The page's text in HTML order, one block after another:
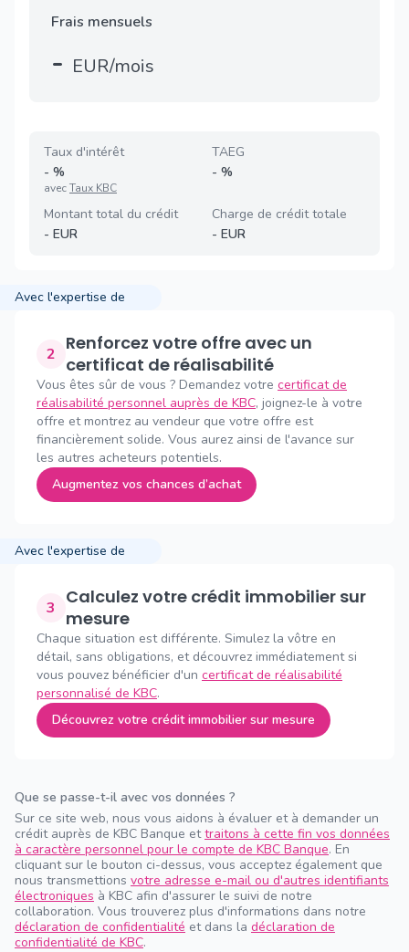
Frais mensuels
- EUR/mois
Taux d'intérêt
- %
avecTaux KBC
TAEG
- %
Montant total du crédit
- EUR
Charge de crédit totale
- EUR
Avec l'expertise de
2 Renforcez votre offre avec un
certificat de réalisabilité
Vous êtes sûr de vous ? Demandez votre certificat de
réalisabilité personnel auprès de KBC, joignez-le à votre
offre et montrez au vendeur que votre offre est
financièrement solide. Vous aurez ainsi de l'avance sur
les autres acheteurs potentiels.
Augmentez vos chances d’achat
Avec l'expertise de
3
Calculez votre crédit immobilier sur
mesure
Chaque situation est différente. Simulez la vôtre en
détail, sans obligations, et découvrez immédiatement si
vous pouvez bénéficier d'un certificat de réalisabilité
personnalisé de KBC.
Découvrez votre crédit immobilier sur mesure
Que se passe-t-il avec vos données ?
Sur ce site web, nous vous aidons à évaluer et à demander un
crédit auprès de KBC Banque ettraitons à cette fin vos données
à caractère personnel pour le compte de KBC Banque. En
cliquant sur le bouton ci-dessus, vous acceptez également que
nous transmettions votre adresse e-mail ou d'autres identifiants
électroniques à KBC afin d'assurer le suivi de notre
collaboration. Vous trouverez plus d'informations dans notre
déclaration de confidentialité et dans la déclaration de
confidentialité de KBC.